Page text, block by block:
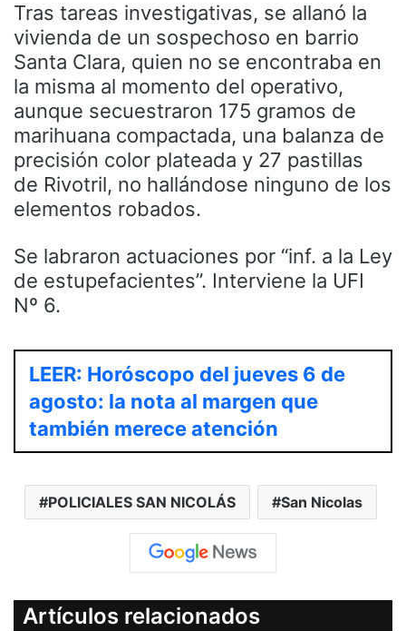
Tras tareas investigativas, se allanó la
vivienda de un sospechoso en barrio
Santa Clara, quien no se encontraba en
la misma al momento del operativo,
aunque secuestraron 175 gramos de
marihuana compactada, una balanza de
precisión color plateada y 27 pastillas
de Rivotril, no hallándose ninguno de los
elementos robados.
Se labraron actuaciones por “inf. a la Ley
de estupefacientes”. Interviene la UFI
Nº 6.
LEER: Horóscopo del jueves 6 de
agosto: la nota al margen que
también merece atención
POLICIALES SAN NICOLÁS San Nicolas
Artículos relacionados